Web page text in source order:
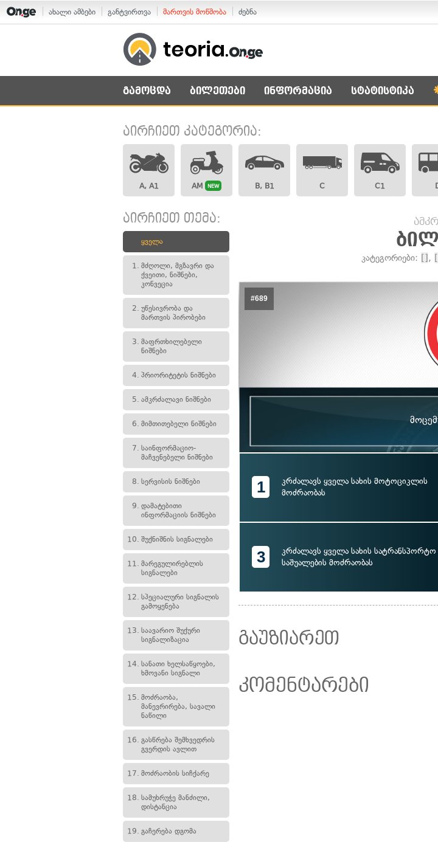
ახალი ამბები განტვირთვა მართვის მოწმობა ძებნა
გამოცდა ბილეთები ინფორმაცია სტატისტიკა
აირჩიეთ კატეგორია:
A, A1 AM NEW B, B1 C C1
აირჩიეთ თემა:
ყველა
1. მძღოლი, მგზავრი და
ქვეითი, ნიშნები,
კონვეცია
2. უწესივრობა და
მართვის პირობები
3. მაფრთხილებელი
ნიშნები
4. პრიორიტეტის ნიშნები
5. ამკრძალავი ნიშნები
6. მიმთითებელი ნიშნები
7. საინფორმაციო-
მაჩვენებელი ნიშნები
8. სერვისის ნიშნები
9. დამატებითი
ინფორმაციის ნიშნები
10. შუქნიშნის სიგნალები
11. მარეგულირებლის
სიგნალები
12. სპეციალური სიგნალის
გამოყენება
13. საავარიო შუქური
სიგნალიზაცია
14. სანათი ხელსაწყოები,
ხმოვანი სიგნალი
15. მოძრაობა,
მანევრირება, სავალი
ნაწილი
16. გასწრება შემხვედრის
გვერდის ავლით
17. მოძრაობის სიჩქარე
18. სამუხრუჭე მანძილი,
დისტანცია
19. გაჩერება დგომა
კატეგორიები: [],
#689
1
კრძალავს ყველა სახის მოტოციკლის
მოძრაობას
3
კრძალავს ყველა სახის სატრანსპორტო
საშუალების მოძრაობას
გაუზიარეთ
კომენტარები